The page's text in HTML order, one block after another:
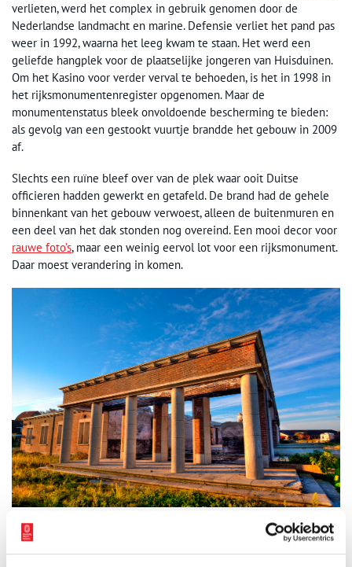
verlieten, werd het complex in gebruik genomen door de
Nederlandse landmacht en marine. Defensie verliet het pand pas
weer in 1992, waarna het leeg kwam te staan. Het werd een
geliefde hangplek voor de plaatselijke jongeren van Huisduinen.
Om het Kasino voor verder verval te behoeden, is het in 1998 in
het rijksmonumentenregister opgenomen. Maar de
monumentenstatus bleek onvoldoende bescherming te bieden:
als gevolg van een gestookt vuurtje brandde het gebouw in 2009
af.
Slechts een ruïne bleef over van de plek waar ooit Duitse
officieren hadden gewerkt en getafeld. De brand had de gehele
binnenkant van het gebouw verwoest, alleen de buitenmuren en
een deel van het dak stonden nog overeind. Een mooi decor voor
rauwe foto’s, maar een weinig eervol lot voor een rijksmonument.
Daar moest verandering in komen.
over dan een stenen ruïne. Beeld: Jim van der Mee, via Wikimedia.
Een nieuwe start